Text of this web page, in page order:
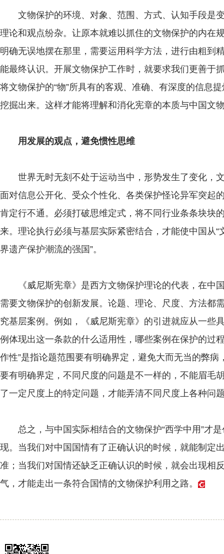
文物保护的环境、对象、范围、方式、认知手段是
理论和观点纷杂。让原本就难以抓住的文物保护的内在
明确无误地摆在那里，需要运用科学方法，进行由粗到
能最终认识。开展文物保护工作时，就要求我们更善于
将文物保护的“物”所具有的客观、准确、有深度的信息
挖掘出来。这样才能将理解和消化宪章的本质与中国文
用发展的观点，避免惯性思维
世界无时无刻不处于运动当中，形势发生了变化，
面对信息公开化、受众个性化、各类保护怪论异军突起
肯定行不通。必须打破思维定式，将不同行业条条块块
来。理论执行必须与基层实际紧密结合，才能使中国从“
界遗产保护潮流的强国”。
《威尼斯宪章》是西方文物保护理论的代表，在中
需要文物保护的创新发展。论题、理论、尺度、方法都
究基层案例。例如，《威尼斯宪章》的引进就应从一些
例体现出这一条款的什么适用性，哪些案例在保护的过
作性”是指论题范围要有明确界定，避免大而无当的弊
要有明确界定，不同尺度的问题是不一样的，不能眉毛
了一定尺度上的特定问题，才能弄清不同尺度上各种问
总之，与中国实际相结合的文物保护“西学中用”才是
现。当我们对中国国情有了正确认识的时候，就能制定
准；当我们对国情还缺乏正确认识的时候，就会出现相
气，才能走出一条符合国情的文物保护利用之路。